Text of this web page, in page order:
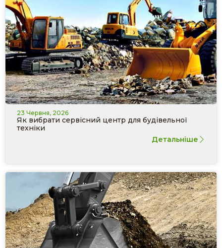
23 Червня, 2026
Як вибрати сервісний центр для будівельної
техніки
Детальніше